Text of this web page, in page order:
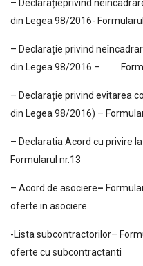
– Declarațieprivind
din Legea 98/2016-
– Declarație privind
din Legea 98/2016 –
– Declarație privind evitarea
din Legea 98/2016) –
– Declaratia Acord cu privire
Formularul nr.13
– Acord de asociere–
oferte in asociere
-Lista subcontractorilor–
oferte cu subcontractanti